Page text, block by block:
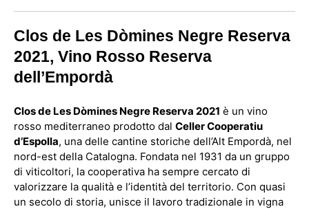
Clos de Les Dòmines Negre Reserva
2021, Vino Rosso Reserva
dell’Empordà
Clos de Les Dòmines Negre Reserva 2021 è un vino
rosso mediterraneo prodotto dal Celler Cooperatiu
d’Espolla, una delle cantine storiche dell’Alt Empordà, nel
nord-est della Catalogna. Fondata nel 1931 da un gruppo
di viticoltori, la cooperativa ha sempre cercato di
valorizzare la qualità e l’identità del territorio. Con quasi
un secolo di storia, unisce il lavoro tradizionale in vigna